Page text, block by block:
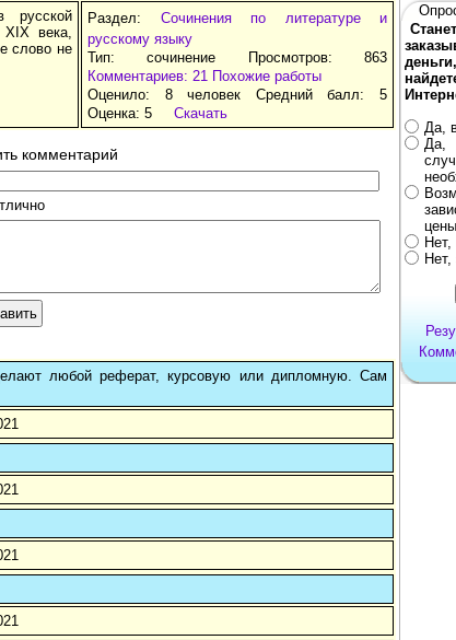
русской
века,
слово не
Раздел: Сочинения по литературе и
русскому языку
Тип: сочинение Просмотров: 863
Комментариев: 21 Похожие работы
Оценило: 8 человек Средний балл: 5
Оценка: 5 Скачать
комментарий
любой реферат, курсовую или дипломную. Сам
Да,
Да,
цены.
Нет,
Нет,